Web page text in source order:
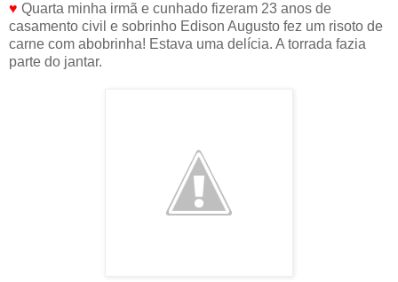
♥ Quarta minha irmã e cunhado fizeram 23 anos de
casamento civil e sobrinho Edison Augusto fez um risoto de
carne com abobrinha! Estava uma delícia. A torrada fazia
parte do jantar.